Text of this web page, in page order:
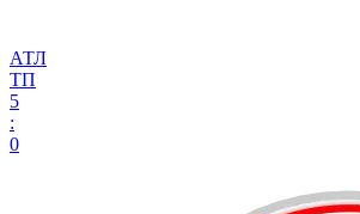
АТЛ
ТП
5
:
0